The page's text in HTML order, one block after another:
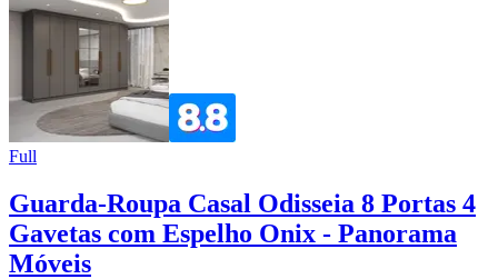
Full
Guarda-Roupa Casal Odisseia 8 Portas 4
Gavetas com Espelho Onix - Panorama
Móveis